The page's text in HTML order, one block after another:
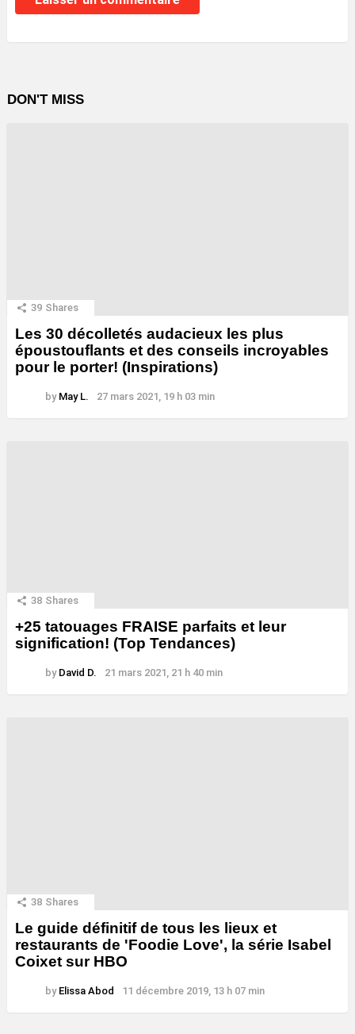
DON'T MISS
39 Shares
Les 30 décolletés audacieux les plus
époustouflants et des conseils incroyables
pour le porter! (Inspirations)
by May L. 27 mars 2021, 19 h 03 min
38 Shares
+25 tatouages ​​FRAISE parfaits et leur
signification! (Top Tendances)
by David D. 21 mars 2021, 21 h 40 min
38 Shares
Le guide définitif de tous les lieux et
restaurants de 'Foodie Love', la série Isabel
Coixet sur HBO
by Elissa Abod 11 décembre 2019, 13 h 07 min